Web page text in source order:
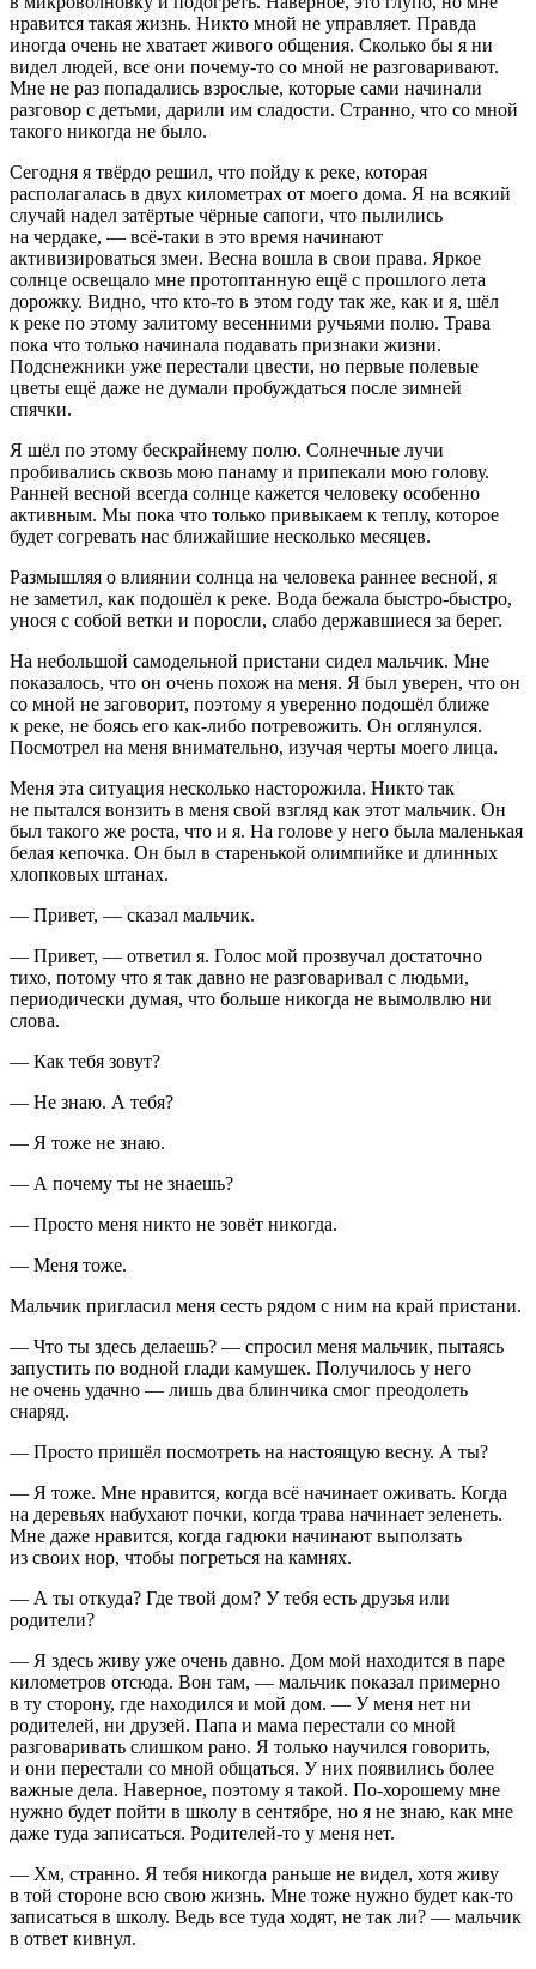
нравится такая жизнь. Никто мной не управляет. Правда
иногда очень не хватает живого общения. Сколько бы я ни
видел людей, все они почему-то со мной не разговаривают.
Мне не раз попадались взрослые, которые сами начинали
разговор с детьми, дарили им сладости. Странно, что со мной
такого никогда не было.
Сегодня я твёрдо решил, что пойду к реке, которая
располагалась в двух километрах от моего дома. Я на всякий
случай надел затёртые чёрные сапоги, что пылились
на чердаке, — всё-таки в это время начинают
активизироваться змеи. Весна вошла в свои права. Яркое
солнце освещало мне протоптанную ещё с прошлого лета
дорожку. Видно, что кто-то в этом году так же, как и я, шёл
к реке по этому залитому весенними ручьями полю. Трава
пока что только начинала подавать признаки жизни.
Подснежники уже перестали цвести, но первые полевые
цветы ещё даже не думали пробуждаться после зимней
спячки.
Я шёл по этому бескрайнему полю. Солнечные лучи
пробивались сквозь мою панаму и припекали мою голову.
Ранней весной всегда солнце кажется человеку особенно
активным. Мы пока что только привыкаем к теплу, которое
будет согревать нас ближайшие несколько месяцев.
Размышляя о влиянии солнца на человека раннее весной, я
не заметил, как подошёл к реке. Вода бежала быстро-быстро,
унося с собой ветки и поросли, слабо державшиеся за берег.
На небольшой самодельной пристани сидел мальчик. Мне
показалось, что он очень похож на меня. Я был уверен, что он
со мной не заговорит, поэтому я уверенно подошёл ближе
к реке, не боясь его как-либо потревожить. Он оглянулся.
Посмотрел на меня внимательно, изучая черты моего лица.
Меня эта ситуация несколько насторожила. Никто так
не пытался вонзить в меня свой взгляд как этот мальчик. Он
был такого же роста, что и я. На голове у него была маленькая
белая кепочка. Он был в старенькой олимпийке и длинных
хлопковых штанах.
— Привет, — сказал мальчик.
— Привет, — ответил я. Голос мой прозвучал достаточно
тихо, потому что я так давно не разговаривал с людьми,
периодически думая, что больше никогда не вымолвлю ни
слова.
— Как тебя зовут?
— Не знаю. А тебя?
— Я тоже не знаю.
— А почему ты не знаешь?
— Просто меня никто не зовёт никогда.
— Меня тоже.
Мальчик пригласил меня сесть рядом с ним на край пристани.
— Что ты здесь делаешь? — спросил меня мальчик, пытаясь
запустить по водной глади камушек. Получилось у него
не очень удачно — лишь два блинчика смог преодолеть
снаряд.
— Просто пришёл посмотреть на настоящую весну. А ты?
— Я тоже. Мне нравится, когда всё начинает оживать. Когда
на деревьях набухают почки, когда трава начинает зеленеть.
Мне даже нравится, когда гадюки начинают выползать
из своих нор, чтобы погреться на камнях.
— А ты откуда? Где твой дом? У тебя есть друзья или
родители?
— Я здесь живу уже очень давно. Дом мой находится в паре
километров отсюда. Вон там, — мальчик показал примерно
в ту сторону, где находился и мой дом. — У меня нет ни
родителей, ни друзей. Папа и мама перестали со мной
разговаривать слишком рано. Я только научился говорить,
и они перестали со мной общаться. У них появились более
важные дела. Наверное, поэтому я такой. По-хорошему мне
нужно будет пойти в школу в сентябре, но я не знаю, как мне
даже туда записаться. Родителей-то у меня нет.
— Хм, странно. Я тебя никогда раньше не видел, хотя живу
в той стороне всю свою жизнь. Мне тоже нужно будет как-то
записаться в школу. Ведь все туда ходят, не так ли? — мальчик
в ответ кивнул.